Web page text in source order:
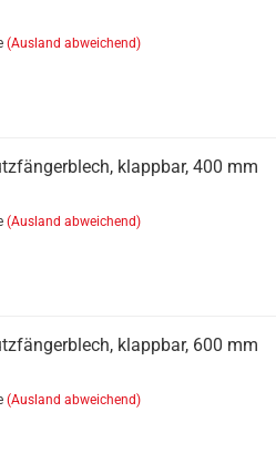
(Ausland abweichend)
klappbar, 400 mm
(Ausland abweichend)
klappbar, 600 mm
(Ausland abweichend)